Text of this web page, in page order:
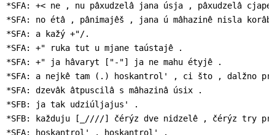
*SFA: +< ne , nu pâxudzelâ jana úsja , pâxudzelâ
*SFA: no étâ , pânimajêš , jana ú mâhazinê nisla
*SFA: a kažý +"/.
*SFA: +" ruka tut u mjane taústajê .
*SFA: +" ja hâvaryt ["-"] ja ne mahu étyjê .
*SFA: a nejkê tam (.) hoskantrol' , ci što , dalžno
*SFA: dzevâk âtpuscilâ s mâhazinâ úsix .
*SFB: ja tak udziúljajus' .
*SFB: každuju [_////] čérýz dve nidzelê , čérýz try
*SFA: hoskantrol' , hoskantrol' .